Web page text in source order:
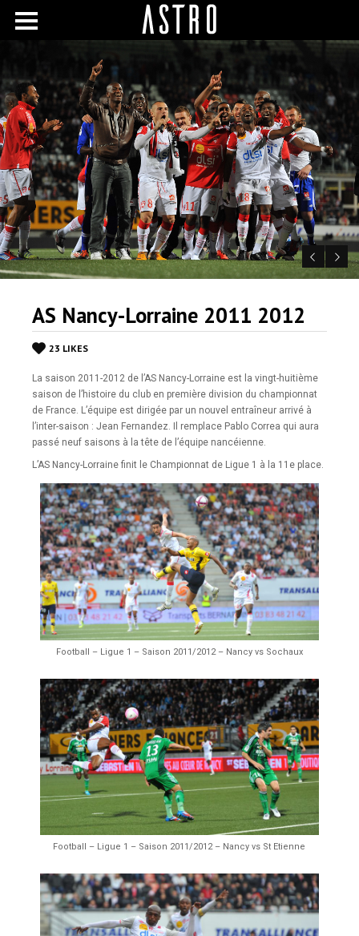
AS Nancy-Lorraine 2011 2012
23 LIKES
La saison 2011-2012 de l’AS Nancy-Lorraine est la vingt-huitième
saison de l’histoire du club en première division du championnat
de France. L’équipe est dirigée par un nouvel entraîneur arrivé à
l’inter-saison : Jean Fernandez. Il remplace Pablo Correa qui aura
passé neuf saisons à la tête de l’équipe nancéienne.
L’AS Nancy-Lorraine finit le Championnat de Ligue 1 à la 11e place.
Football – Ligue 1 – Saison 2011/2012 – Nancy vs Sochaux
Football – Ligue 1 – Saison 2011/2012 – Nancy vs St Etienne